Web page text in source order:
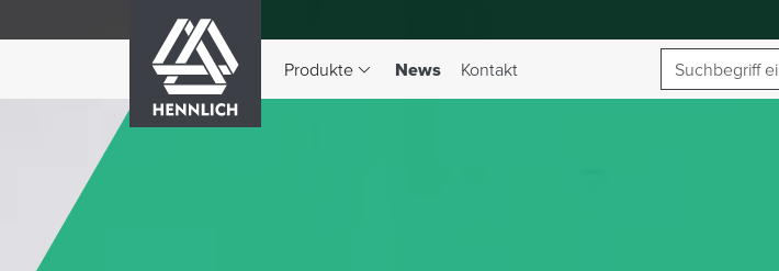
Produkte
Dropdown-Menü Produkte umschalten
News(aktiv)
Kontakt Suchbegriff